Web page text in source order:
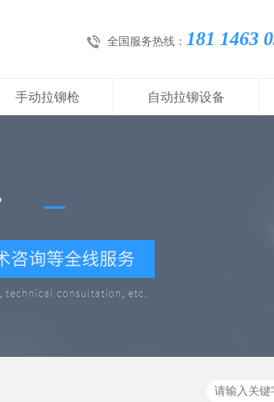
全国服务热线： 181 1463
手动拉铆枪 自动拉铆设备